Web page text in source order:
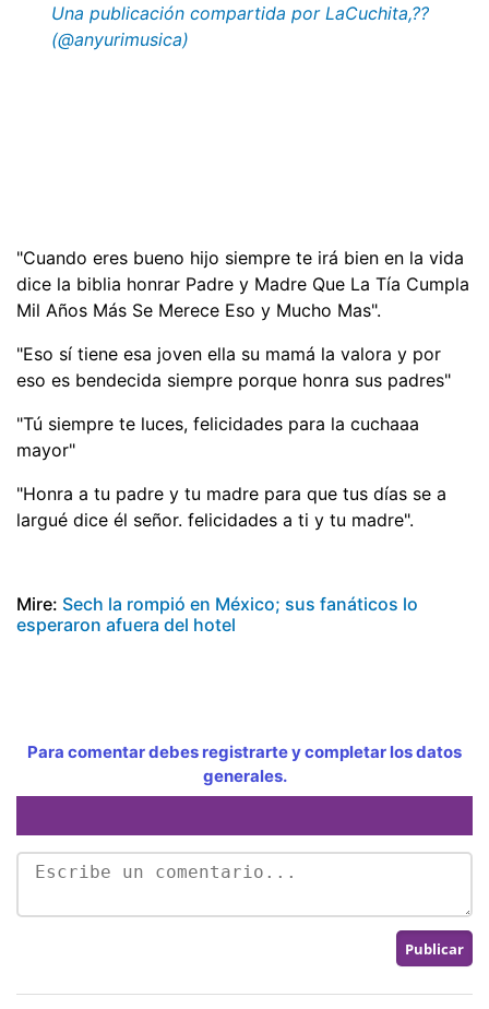
Una publicación compartida por LaCuchita,??
(@anyurimusica)
"Cuando eres bueno hijo siempre te irá bien en la vida
dice la biblia honrar Padre y Madre Que La Tía Cumpla
Mil Años Más Se Merece Eso y Mucho Mas".
"Eso sí tiene esa joven ella su mamá la valora y por
eso es bendecida siempre porque honra sus padres"
"Tú siempre te luces, felicidades para la cuchaaa
mayor"
"Honra a tu padre y tu madre para que tus días se a
largué dice él señor. felicidades a ti y tu madre".
Mire: Sech la rompió en México; sus fanáticos lo
esperaron afuera del hotel
Para comentar debes registrarte y completar los datos
generales.